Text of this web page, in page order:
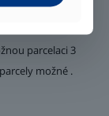
Rovinatý
parcelaci 3
možné .